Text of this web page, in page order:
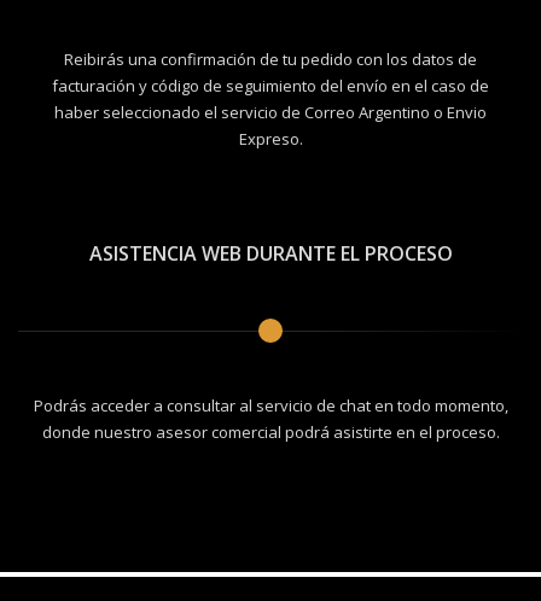
Reibirás una confirmación de tu pedido con los datos de
facturación y código de seguimiento del envío en el caso de
haber seleccionado el servicio de Correo Argentino o Envio
Expreso.
ASISTENCIA WEB DURANTE EL PROCESO
Podrás acceder a consultar al servicio de chat en todo momento,
donde nuestro asesor comercial podrá asistirte en el proceso.